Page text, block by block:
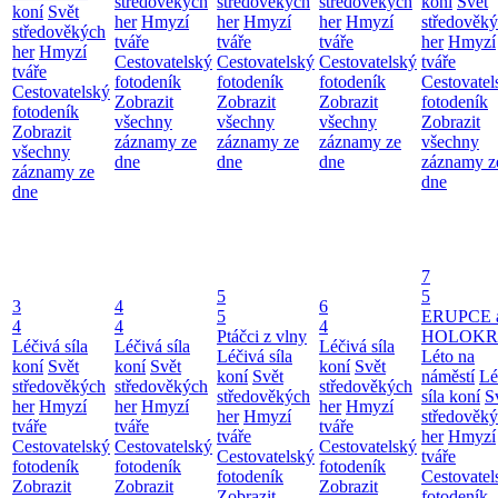
koní Svět
středověkých
her Hmyzí
tváře
Cestovatelský
fotodeník
Zobrazit
všechny
záznamy ze
dne
her Hmyzí
tváře
Cestovatelský
fotodeník
Zobrazit
všechny
záznamy ze
dne
her Hmyzí
tváře
Cestovatelský
fotodeník
Zobrazit
všechny
záznamy ze
dne
her Hmyzí
tváře
Cestovatelský
fotodeník
Zobrazit
všechny
záznamy ze
dne
her Hmyzí
tváře
fotodeník
Zobrazit
všechny
záznamy
dne
3
4
Léčivá síla
koní Svět
středověkých
her Hmyzí
tváře
Cestovatelský
fotodeník
Zobrazit
4
4
Léčivá síla
koní Svět
středověkých
her Hmyzí
tváře
Cestovatelský
fotodeník
Zobrazit
5
5
Ptáčci z vlny
Léčivá síla
koní Svět
středověkých
her Hmyzí
tváře
Cestovatelský
fotodeník
6
4
Léčivá síla
koní Svět
středověkých
her Hmyzí
tváře
Cestovatelský
fotodeník
Zobrazit
7
5
ERUPCE
Léto na
náměstí
síla koní
her Hmyzí
tváře